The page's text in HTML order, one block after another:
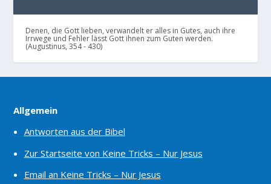
Denen, die Gott lieben, verwandelt er alles in Gutes, auch ihre
Irrwege und Fehler lässt Gott ihnen zum Guten werden.
(Augustinus, 354 - 430)
Allgemein
Antworten aus der Bibel
Zur Startseite von Keine Tricks – Nur Jesus
Email an Keine Tricks – Nur Jesus